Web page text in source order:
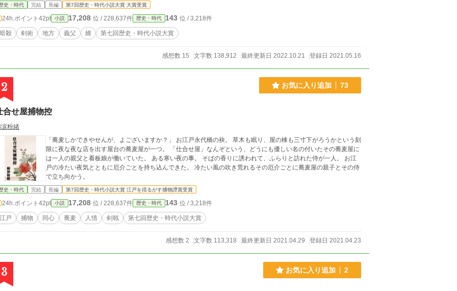
史・時代 完結 長編 第7回歴史・時代小説大賞 大賞受賞
24h.ポイント 42pt 小説 17,208 位 / 228,637件 歴史・時代 143 位 / 3,218件
暗殺 剣術 地方 義父 婿 第七回歴史・時代小説大賞
感想数 15 文字数 138,912 最終更新日 2022.10.21 登録日 2021.05.16
2 お気に入り追加 73
合せ屋捕物控
粉緒
「蕎麦しかできやせんが、よございますか？」 お江戸永代橋の袂。 草木も眠り、屋の棟も三寸下がろうかという刻
限に夜な夜な店を出す屋台の蕎麦屋が一つ。 「仕合せ屋」なんぞという、どうにも優しい名の付いたその蕎麦屋に
は一人の親父と看板娘が働いていた。 ある寒い夜の事。 そばの香りに誘われて、ふらりと訪れた侍が一人。 お江
戸の冷たい夜気とともに厄介ごとを持ち込んできた。 冷たい風の吹き荒れるその厄介ごとに蕎麦屋の親子とその侍
で立ち向かう。
史・時代 完結 長編 第7回歴史・時代小説大賞 江戸を揺るがす捕物譚賞受賞
24h.ポイント 42pt 小説 17,208 位 / 228,637件 歴史・時代 143 位 / 3,218件
江戸 捕物 同心 蕎麦 人情 剣戟 第七回歴史・時代小説大賞
感想数 2 文字数 113,318 最終更新日 2021.04.29 登録日 2021.04.23
3 お気に入り追加 2